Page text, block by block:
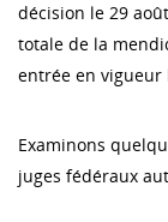
décision le 29
totale de la
entrée en vigueur
Examinons
juges fédéraux